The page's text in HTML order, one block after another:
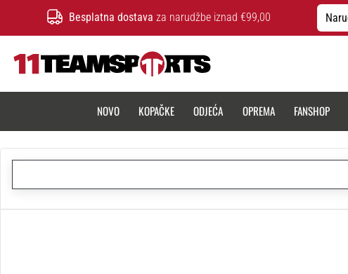
Besplatna dostava za narudžbe iznad €99,00
NOVO KOPAČKE ODJEĆA OPREMA FANSHOP